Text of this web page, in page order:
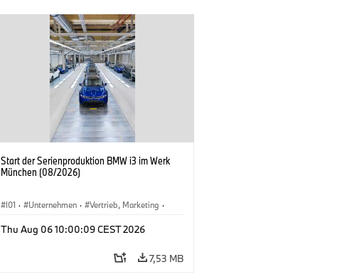
Start der Serienproduktion BMW i3 im Werk
München (08/2026)
I01 · Unternehmen · Vertrieb, Marketing ·
Thu Aug 06 10:00:09 CEST 2026
7,53 MB